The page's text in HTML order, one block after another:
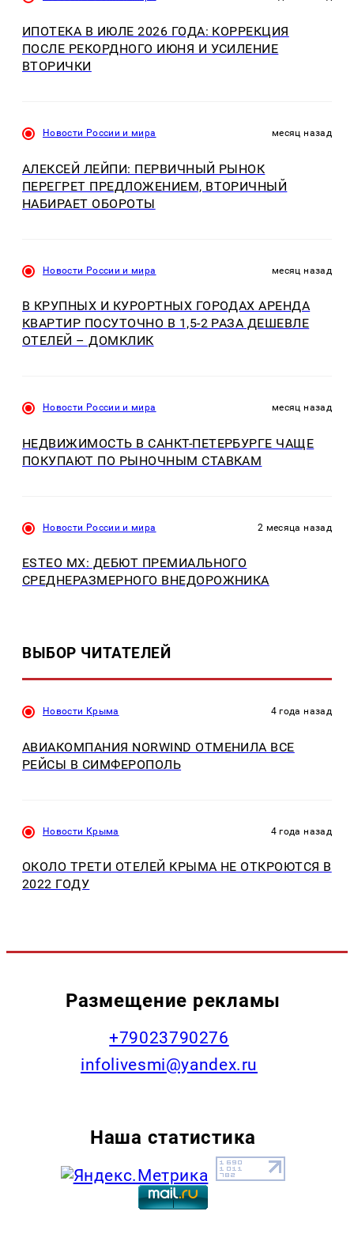
ИПОТЕКА В ИЮЛЕ 2026 ГОДА: КОРРЕКЦИЯ
ПОСЛЕ РЕКОРДНОГО ИЮНЯ И УСИЛЕНИЕ
ВТОРИЧКИ
Новости России и мира месяц назад
АЛЕКСЕЙ ЛЕЙПИ: ПЕРВИЧНЫЙ РЫНОК
ПЕРЕГРЕТ ПРЕДЛОЖЕНИЕМ, ВТОРИЧНЫЙ
НАБИРАЕТ ОБОРОТЫ
Новости России и мира месяц назад
В КРУПНЫХ И КУРОРТНЫХ ГОРОДАХ АРЕНДА
КВАРТИР ПОСУТОЧНО В 1,5-2 РАЗА ДЕШЕВЛЕ
ОТЕЛЕЙ – ДОМКЛИК
Новости России и мира месяц назад
НЕДВИЖИМОСТЬ В САНКТ-ПЕТЕРБУРГЕ ЧАЩЕ
ПОКУПАЮТ ПО РЫНОЧНЫМ СТАВКАМ
Новости России и мира 2 месяца назад
ESTEO MX: ДЕБЮТ ПРЕМИАЛЬНОГО
СРЕДНЕРАЗМЕРНОГО ВНЕДОРОЖНИКА
ВЫБОР ЧИТАТЕЛЕЙ
Новости Крыма 4 года назад
АВИАКОМПАНИЯ NORWIND ОТМЕНИЛА ВСЕ
РЕЙСЫ В СИМФЕРОПОЛЬ
Новости Крыма 4 года назад
ОКОЛО ТРЕТИ ОТЕЛЕЙ КРЫМА НЕ ОТКРОЮТСЯ В
2022 ГОДУ
Размещение рекламы
+79023790276
infolivesmi@yandex.ru
Наша статистика